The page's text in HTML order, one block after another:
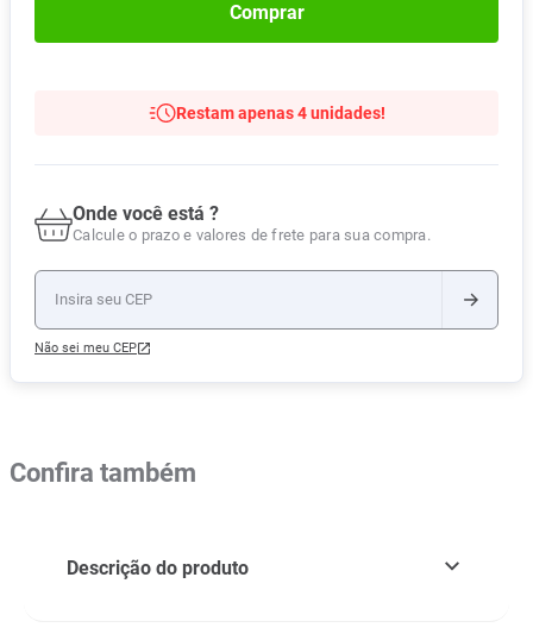
Comprar
Restam apenas 4 unidades!
Onde você está ?
Calcule o prazo e valores de frete para sua compra.
Não sei meu CEP
Confira também
Descrição do produto